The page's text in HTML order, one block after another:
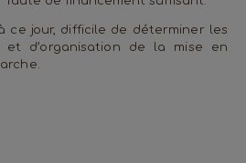
ce jour, difficile de déterminer les
et d’organisation de la mise en